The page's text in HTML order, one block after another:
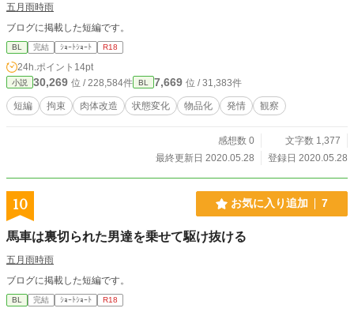
五月雨時雨
ブログに掲載した短編です。
BL 完結 ｼｮｰﾄｼｮｰﾄ R18
24h.ポイント 14pt
小説 30,269 位 / 228,584件 BL 7,669 位 / 31,383件
短編 拘束 肉体改造 状態変化 物品化 発情 観察
感想数 0
文字数 1,377
最終更新日 2020.05.28
登録日 2020.05.28
10 お気に入り追加 7
馬車は裏切られた男達を乗せて駆け抜ける
五月雨時雨
ブログに掲載した短編です。
BL 完結 ｼｮｰﾄｼｮｰﾄ R18